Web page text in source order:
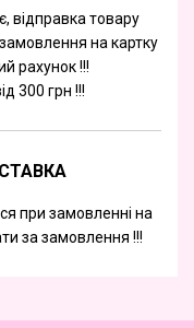
відправка товару
на картку
рахунок !!!
300 грн !!!
при замовленні на
за замовлення !!!